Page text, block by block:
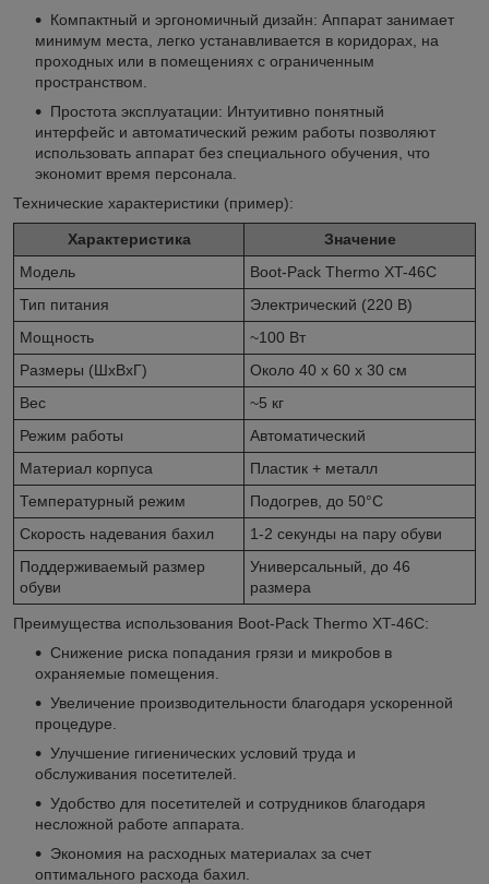
Компактный и эргономичный дизайн: Аппарат занимает
минимум места, легко устанавливается в коридорах, на
проходных или в помещениях с ограниченным
пространством.
Простота эксплуатации: Интуитивно понятный
интерфейс и автоматический режим работы позволяют
использовать аппарат без специального обучения, что
экономит время персонала.
Технические характеристики (пример):
Характеристика
Значение
Модель
Boot-Pack Thermo XT-46С
Тип питания
Электрический (220 В)
Мощность
~100 Вт
Размеры (ШхВхГ)
Около 40 х 60 х 30 см
Вес
~5 кг
Режим работы
Автоматический
Материал корпуса
Пластик + металл
Температурный режим
Подогрев, до 50°C
Скорость надевания бахил
1-2 секунды на пару обуви
Поддерживаемый размер
обуви
Универсальный, до 46
размера
Преимущества использования Boot-Pack Thermo XT-46С:
Снижение риска попадания грязи и микробов в
охраняемые помещения.
Увеличение производительности благодаря ускоренной
процедуре.
Улучшение гигиенических условий труда и
обслуживания посетителей.
Удобство для посетителей и сотрудников благодаря
несложной работе аппарата.
Экономия на расходных материалах за счет
оптимального расхода бахил.